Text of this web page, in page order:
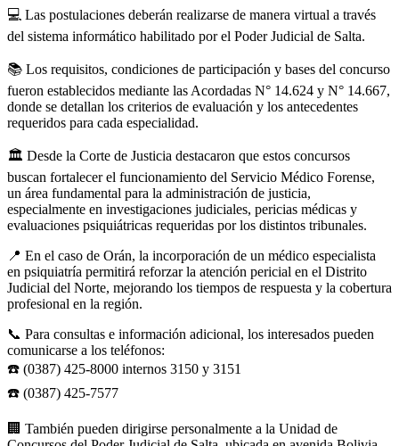
💻 Las postulaciones deberán realizarse de manera virtual a través
del sistema informático habilitado por el Poder Judicial de Salta.
📚 Los requisitos, condiciones de participación y bases del concurso
fueron establecidos mediante las Acordadas N° 14.624 y N° 14.667,
donde se detallan los criterios de evaluación y los antecedentes
requeridos para cada especialidad.
🏛️ Desde la Corte de Justicia destacaron que estos concursos
buscan fortalecer el funcionamiento del Servicio Médico Forense,
un área fundamental para la administración de justicia,
especialmente en investigaciones judiciales, pericias médicas y
evaluaciones psiquiátricas requeridas por los distintos tribunales.
📍 En el caso de Orán, la incorporación de un médico especialista
en psiquiatría permitirá reforzar la atención pericial en el Distrito
Judicial del Norte, mejorando los tiempos de respuesta y la cobertura
profesional en la región.
📞 Para consultas e información adicional, los interesados pueden
comunicarse a los teléfonos:
☎️ (0387) 425-8000 internos 3150 y 3151
☎️ (0387) 425-7577
🏢 También pueden dirigirse personalmente a la Unidad de